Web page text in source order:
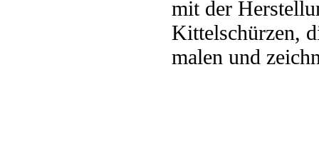
mit der
Kittelschürzen,
malen und